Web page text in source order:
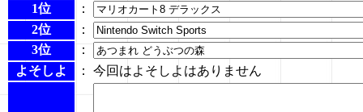
1位
：
2位
：
3位
：
よそしよ
： 今回はよそしよはありません